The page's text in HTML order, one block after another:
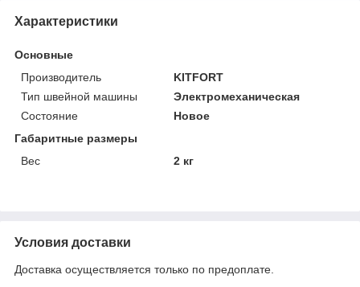
Характеристики
Основные
Производитель
KITFORT
Тип швейной машины
Электромеханическая
Состояние
Новое
Габаритные размеры
Вес
2 кг
Условия доставки
Доставка осуществляется только по предоплате.